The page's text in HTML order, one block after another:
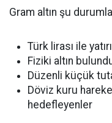
Gram altın şu
Türk lirası ile
Fiziki altın
Düzenli küçük
Döviz kuru
hedefleyenler